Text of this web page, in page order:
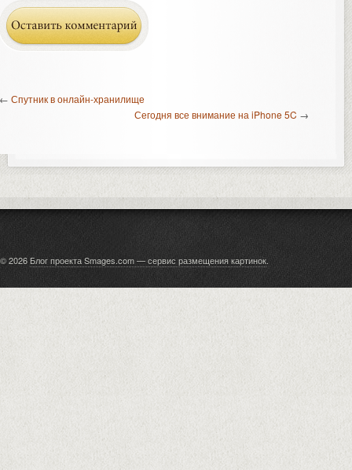
Спутник в онлайн-хранилище
Сегодня все внимание на iPhone 5C →
© 2026 Блог проекта Smages.com — сервис размещения картинок.